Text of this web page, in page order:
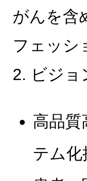
がんを含
フェッシ
2. ビジョ
高品質
テム化